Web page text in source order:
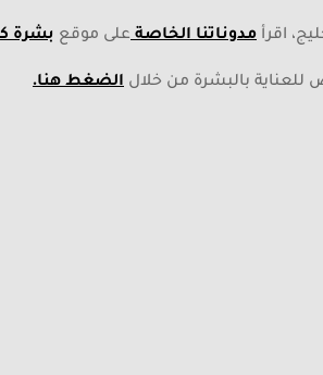
اقرأ مدوناتنا الخاصة على موقع بشرة
بالبشرة من خلال الضغط هنا.